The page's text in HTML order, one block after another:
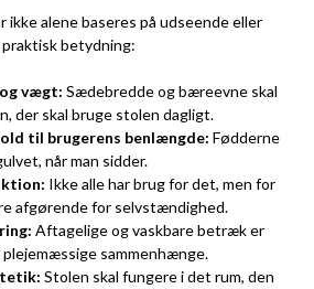
alene baseres på udseende eller
betydning:
vægt: Sædebredde og bæreevne skal
der skal bruge stolen dagligt.
til brugerens benlængde: Fødderne
når man sidder.
Ikke alle har brug for det, men for
afgørende for selvstændighed.
Aftagelige og vaskbare betræk er
sammenhænge.
Stolen skal fungere i det rum, den